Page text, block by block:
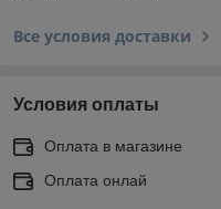
Все условия доставки
Условия оплаты
Оплата в магазине
Оплата онлай